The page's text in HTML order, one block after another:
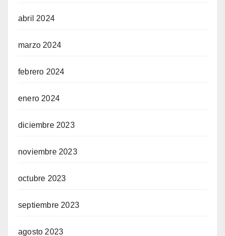
abril 2024
marzo 2024
febrero 2024
enero 2024
diciembre 2023
noviembre 2023
octubre 2023
septiembre 2023
agosto 2023